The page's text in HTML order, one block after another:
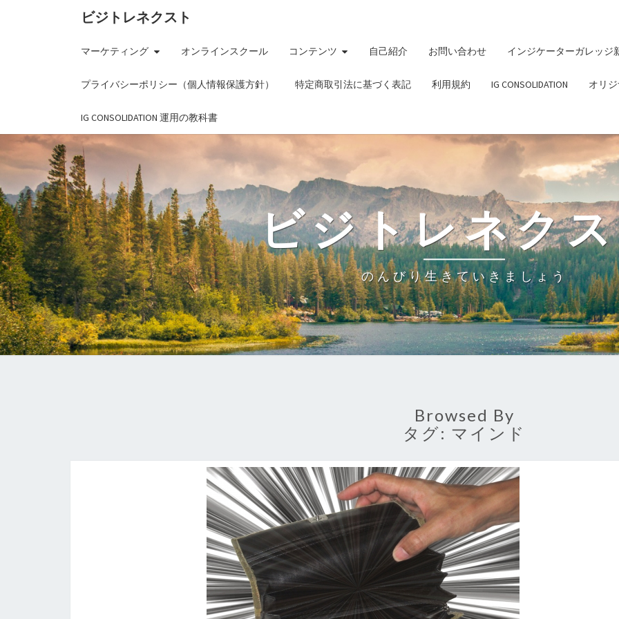
ビジトレネクスト
マーケティング オンラインスクール コンテンツ 自己紹介 お問い合わせ インジケーターガレッジ
プライバシーポリシー（個人情報保護方針） 特定商取引法に基づく表記 利用規約 IG CONSOLIDATION オリ
IG CONSOLIDATION 運用の教科書
ビジトレネク
のんびり生きていきましょう
Browsed By
タグ: マインド